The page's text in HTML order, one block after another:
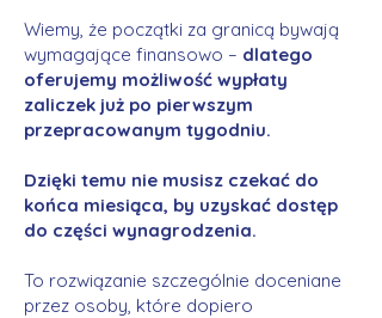
Wiemy, że początki za granicą bywają
wymagające finansowo – dlatego
oferujemy możliwość wypłaty
zaliczek już po pierwszym
przepracowanym tygodniu.
Dzięki temu nie musisz czekać do
końca miesiąca, by uzyskać dostęp
do części wynagrodzenia.
To rozwiązanie szczególnie doceniane
przez osoby, które dopiero